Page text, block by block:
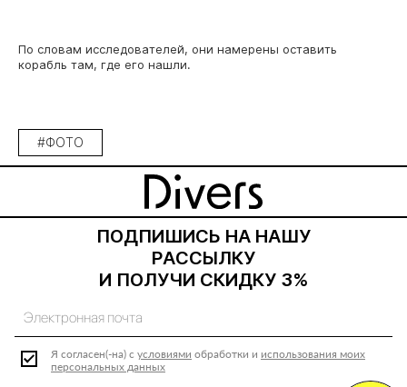
По словам исследователей, они намерены оставить
корабль там, где его нашли.
#ФОТО
ПОДПИШИСЬ НА НАШУ
РАССЫЛКУ
И ПОЛУЧИ СКИДКУ 3%
Я согласен(-на) с условиями обработки и использования моих
персональных данных